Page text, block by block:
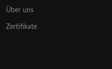
Über uns
Zertifikate